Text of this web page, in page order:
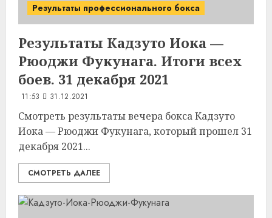
Результаты профессионального бокса
Результаты Кадзуто Иока —
Рюоджи Фукунага. Итоги всех
боев. 31 декабря 2021
11:53 31.12.2021
Смотреть результаты вечера бокса Кадзуто
Иока — Рюоджи Фукунага, который прошел 31
декабря 2021...
СМОТРЕТЬ ДАЛЕЕ